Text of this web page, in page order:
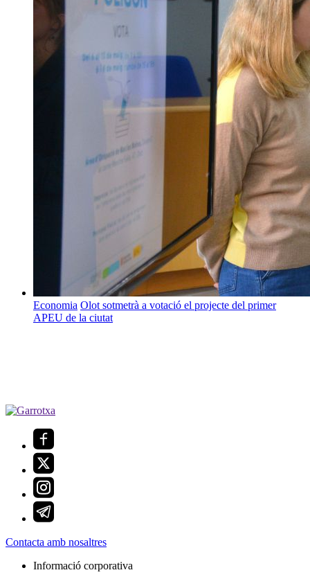
Economia Olot sotmetrà a votació el projecte del primer
APEU de la ciutat
Contacta amb nosaltres
Informació corporativa